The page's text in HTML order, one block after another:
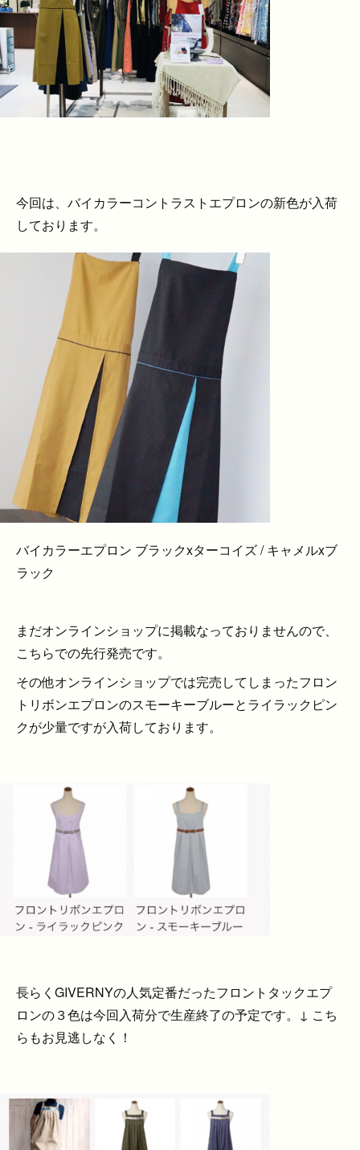
今回は、バイカラーコントラストエプロンの新色が入荷
しております。
バイカラーエプロン ブラックxターコイズ / キャメルxブ
ラック
まだオンラインショップに掲載なっておりませんので、
こちらでの先行発売です。
その他オンラインショップでは完売してしまったフロン
トリボンエプロンのスモーキーブルーとライラックピン
クが少量ですが入荷しております。
長らくGIVERNYの人気定番だったフロントタックエプ
ロンの３色は今回入荷分で生産終了の予定です。↓ こち
らもお見逃しなく！